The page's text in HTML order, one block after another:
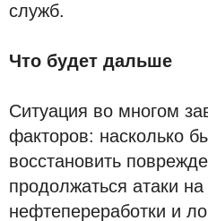
служб.
Что будет дальше
Ситуация во многом
факторов: насколько
восстановить
продолжаться атаки
нефтепереработки и